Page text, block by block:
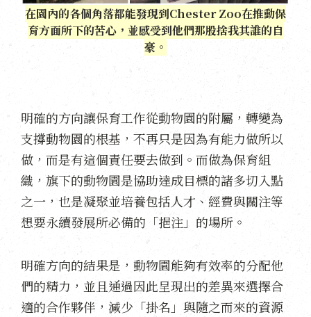
在園內的各個角落都能發現到Chester Zoo在推動保
育方面所下的苦心，並感受到他們那股捨我其誰的自
豪。
明確的方向讓保育工作從動物園的附屬，轉變為
支撐動物園的根基，不再只是因為有能力做所以
做，而是有這個責任要去做到。而做為保育組
織，旗下的動物園是協助達成目標的諸多切入點
之一，也是凝聚並培養包括人才、經費與關注等
想要永續發展所必備的「挹注」的場所。
明確方向的結果是，動物園能夠有效率的分配他
們的精力，並且通過因此呈現出的差異來選擇合
適的合作夥伴，減少「掛名」與隨之而來的資源